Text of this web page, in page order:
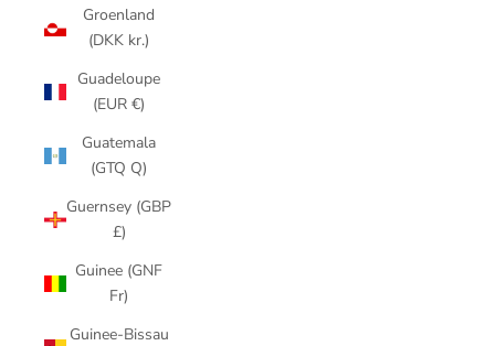
Groenland
(DKK kr.)
Guadeloupe
(EUR €)
Guatemala
(GTQ Q)
Guernsey (GBP
£)
Guinee (GNF
Fr)
Guinee-Bissau